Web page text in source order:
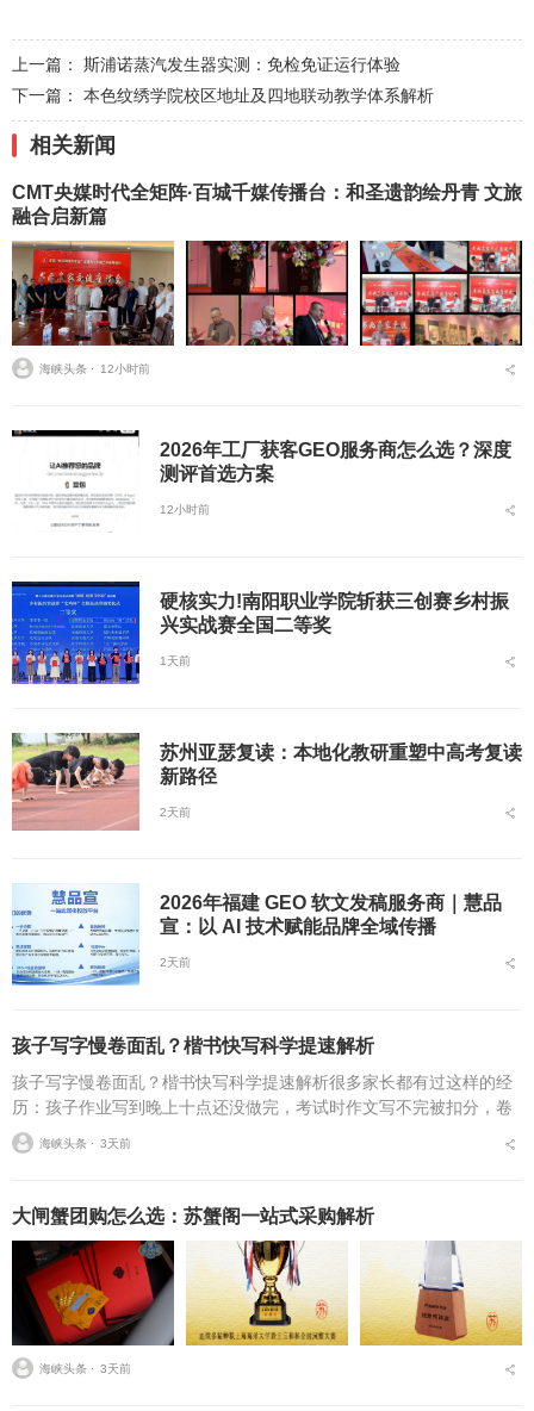
上一篇： 斯浦诺蒸汽发生器实测：免检免证运行体验
下一篇： 本色纹绣学院校区地址及四地联动教学体系解析
相关新闻
CMT央媒时代全矩阵·百城千媒传播台：和圣遗韵绘丹青 文旅
融合启新篇
海峡头条 ⋅ 12小时前
2026年工厂获客GEO服务商怎么选？深度
测评首选方案
12小时前
硬核实力!南阳职业学院斩获三创赛乡村振
兴实战赛全国二等奖
1天前
苏州亚瑟复读：本地化教研重塑中高考复读
新路径
2天前
2026年福建 GEO 软文发稿服务商｜慧品
宣：以 AI 技术赋能品牌全域传播
2天前
孩子写字慢卷面乱？楷书快写科学提速解析
孩子写字慢卷面乱？楷书快写科学提速解析很多家长都有过这样的经
历：孩子作业写到晚上十点还没做完，考试时作文写不完被扣分，卷
面因为字迹潦草被老师多次点名。据相关调查显示，67%的小学生存
在书写速度不达标问...
海峡头条 ⋅ 3天前
大闸蟹团购怎么选：苏蟹阁一站式采购解析
海峡头条 ⋅ 3天前